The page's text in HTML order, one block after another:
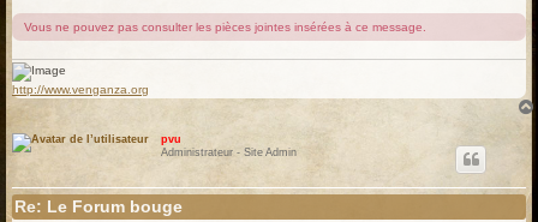
Vous ne pouvez pas consulter les pièces jointes insérées à ce message.
http://www.venganza.org
pvu
Administrateur - Site Admin
Re: Le Forum bouge